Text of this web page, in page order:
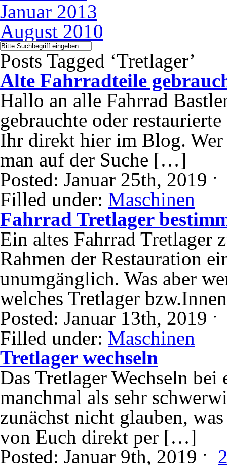
Januar 2013
August 2010
Posts Tagged ‘Tretlager’
Alte Fahrradteile
Hallo an alle Fahrrad
gebrauchte oder
Ihr direkt hier im Blog. Wer
man auf der Suche […]
Posted: Januar 25th, 2019
Filled under: Maschinen
Fahrrad Tretlager
Ein altes Fahrrad Tretlager
Rahmen der Restauration
unumgänglich. Was aber
welches Tretlager
Posted: Januar 13th, 2019
Filled under: Maschinen
Tretlager wechseln
Das Tretlager Wechseln
manchmal als sehr
zunächst nicht glauben,
von Euch direkt per […]
Posted: Januar 9th, 2019 ˑ